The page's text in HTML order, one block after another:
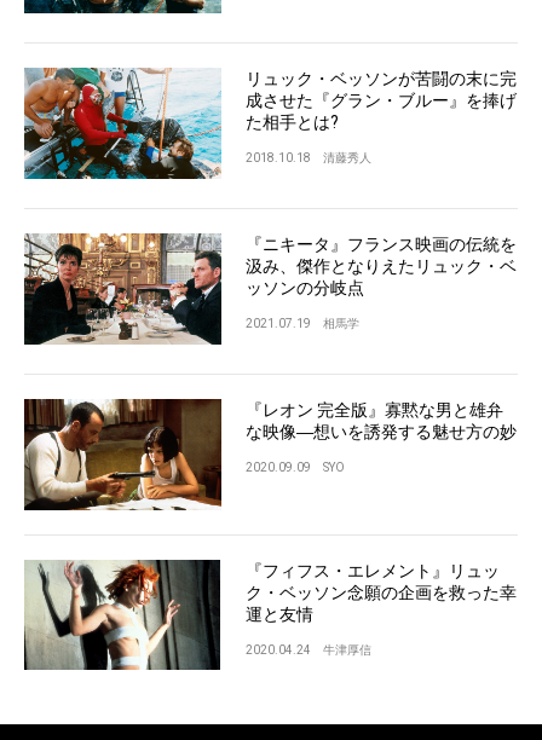
リュック・ベッソンが苦闘の末に完
成させた『グラン・ブルー』を捧げ
た相手とは?
2018.10.18 清藤秀人
『ニキータ』フランス映画の伝統を
汲み、傑作となりえたリュック・ベ
ッソンの分岐点
2021.07.19 相馬学
『レオン 完全版』寡黙な男と雄弁
な映像―想いを誘発する魅せ方の妙
2020.09.09 SYO
『フィフス・エレメント』リュッ
ク・ベッソン念願の企画を救った幸
運と友情
2020.04.24 牛津厚信